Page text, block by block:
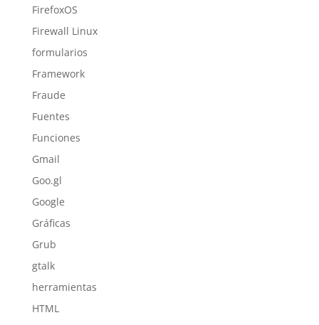
FirefoxOS
Firewall Linux
formularios
Framework
Fraude
Fuentes
Funciones
Gmail
Goo.gl
Google
Gráficas
Grub
gtalk
herramientas
HTML